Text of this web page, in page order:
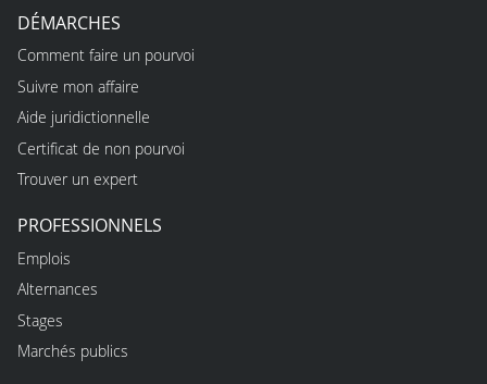
DÉMARCHES
Comment faire un pourvoi
Suivre mon affaire
Aide juridictionnelle
Certificat de non pourvoi
Trouver un expert
PROFESSIONNELS
Emplois
Alternances
Stages
Marchés publics